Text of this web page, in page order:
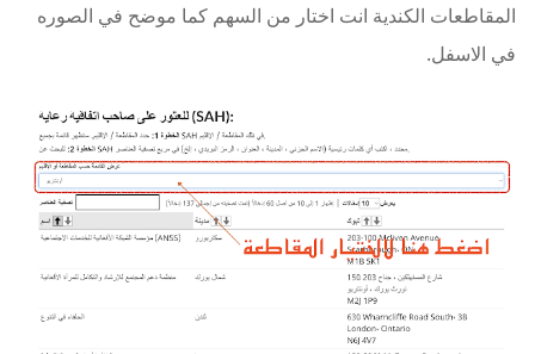
المقاطعات الكندية انت اختار من السهم كما موضح في الصوره
في الاسفل.